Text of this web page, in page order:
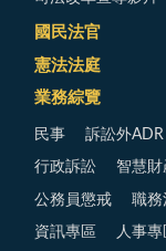
國民法官
憲法法庭
業務綜覽
民事 訴訟外ADR
行政訴訟 智慧財
公務員懲戒 職務
資訊專區 人事專